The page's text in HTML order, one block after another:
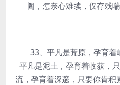
阖，怎奈心难续，仅存残
33、平凡是荒原，孕育着
平凡是泥土，孕育着收获，
流，孕育着深邃，只要你肯积